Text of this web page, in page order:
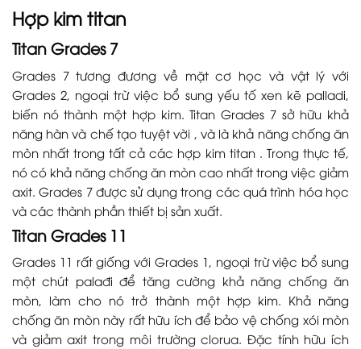
Hợp kim titan
Titan Grades 7
Grades 7 tương đương về mặt cơ học và vật lý với
Grades 2, ngoại trừ việc bổ sung yếu tố xen kẽ palladi,
biến nó thành một hợp kim. Titan Grades 7 sở hữu khả
năng hàn và chế tạo tuyệt vời , và là khả năng chống ăn
mòn nhất trong tất cả các hợp kim titan . Trong thực tế,
nó có khả năng chống ăn mòn cao nhất trong việc giảm
axit. Grades 7 được sử dụng trong các quá trình hóa học
và các thành phần thiết bị sản xuất.
Titan Grades 11
Grades 11 rất giống với Grades 1, ngoại trừ việc bổ sung
một chút palađi để tăng cường khả năng chống ăn
mòn, làm cho nó trở thành một hợp kim. Khả năng
chống ăn mòn này rất hữu ích để bảo vệ chống xói mòn
và giảm axit trong môi trường clorua. Đặc tính hữu ích